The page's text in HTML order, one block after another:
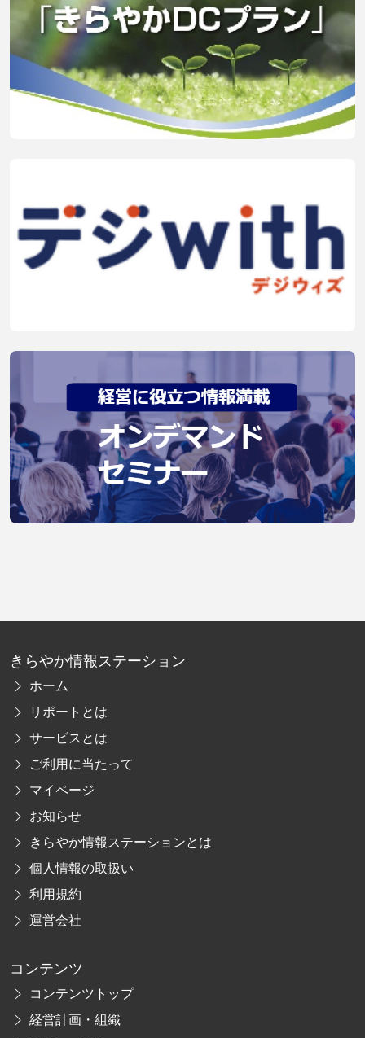
きらやか情報ステーション
ホーム
リポートとは
サービスとは
ご利用に当たって
マイページ
お知らせ
きらやか情報ステーションとは
個人情報の取扱い
利用規約
運営会社
コンテンツ
コンテンツトップ
経営計画・組織